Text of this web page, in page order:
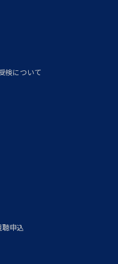
検について
聴申込